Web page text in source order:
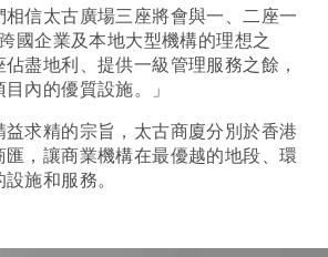
信太古廣場三座將會與一、二座一
國企業及本地大型機構的理想之
盡地利、提供一級管理服務之餘，
內的優質設施。」
益求精的宗旨，太古商廈分別於香港
，讓商業機構在最優越的地段、環
施和服務。